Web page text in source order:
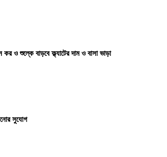
কর ও শুল্কে বাড়বে ফ্ল্যাটের দাম ও বাসা ভাড়া
সুযোগ